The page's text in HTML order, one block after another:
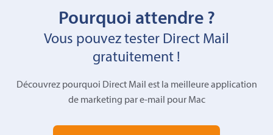
Pourquoi attendre ?
Vous pouvez tester Direct Mail
gratuitement !
Découvrez pourquoi Direct Mail est la meilleure application
de marketing par e-mail pour Mac